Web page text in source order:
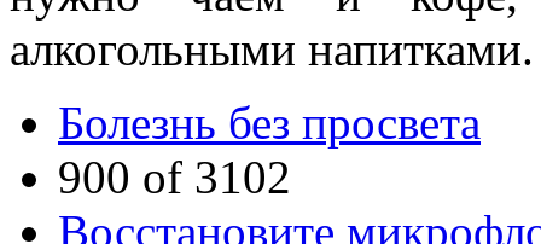
алкогольными напитками.
Болезнь без просвета
900 of 3102
Восстановите